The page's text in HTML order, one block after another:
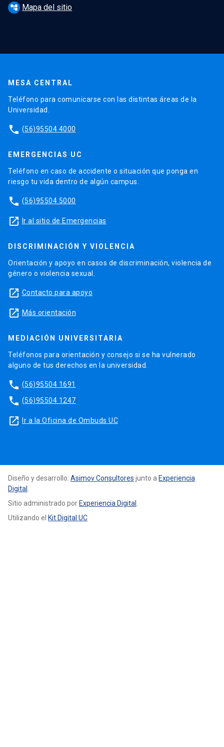
account_tree Mapa del sitio
MESA CENTRAL
Teléfono para comunicarse con las distintas áreas de la
Universidad.
phone (56)95504 4000
EMERGENCIAS UC
Teléfono en caso de accidente o situación que ponga en
riesgo tu vida dentro de algún campus.
phone (56)95504 5000
launch Ir al sitio de Emergencias
DISCRIMINACIÓN Y VIOLENCIA
Orientación y apoyo en casos de discriminación, violencia de
género o violencia sexual.
launch Contacto para apoyo
launch Más orientación
MEDIACIÓN UNIVERSITARIA
Teléfonos para orientación y consejo si se ha vulnerado
alguno de tus derechos en la universidad.
phone (56)95504 1691
phone (56)95504 1247
launch Ir a la Oficina de Ombuds UC
Diseño y desarrollo: Asimov Consultores junto a Experiencia
Digital .
Sitio administrado por Experiencia Digital .
Utilizando el Kit Digital UC